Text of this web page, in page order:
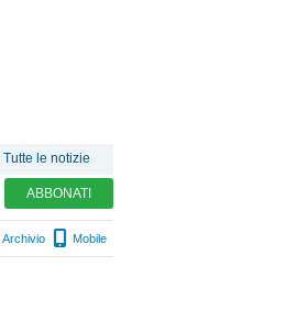
Tutte le notizie
ABBONATI
Archivio Mobile